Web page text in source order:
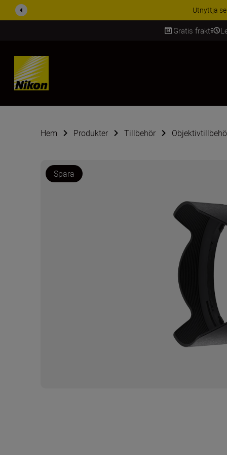
RABATT PÅ
Gratis frakt
SKIP
Hem Produkter Tillbehör
Spara